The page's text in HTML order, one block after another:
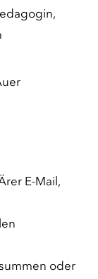
E-Mail,
oder